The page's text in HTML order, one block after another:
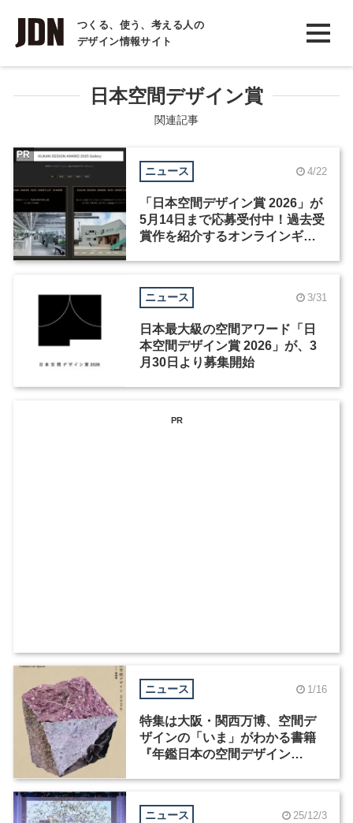
つくる、使う、考える人の
デザイン情報サイト
INTERVIEW
インタビュー
REPORT
COLUMN
コラム
日本空間デザイン賞
関連記事
ニュース 4/22
「日本空間デザイン賞 2026」が
5月14日まで応募受付中！過去受
賞作を紹介するオンラインギャ
PR
ニュース 3/31
日本最大級の空間アワード「日
本空間デザイン賞 2026」が、3
月30日より募集開始
PR
ニュース 1/16
特集は大阪・関西万博、空間デ
ザインの「いま」がわかる書籍
『年鑑日本の空間デザイン
ニュース 25/12/3